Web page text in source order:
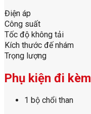
quantity
Điện áp
Công suất
Tốc độ không tải
Kích thước đế nhám
Trọng lượng
Phụ kiện đi kèm
1 bộ chổi than